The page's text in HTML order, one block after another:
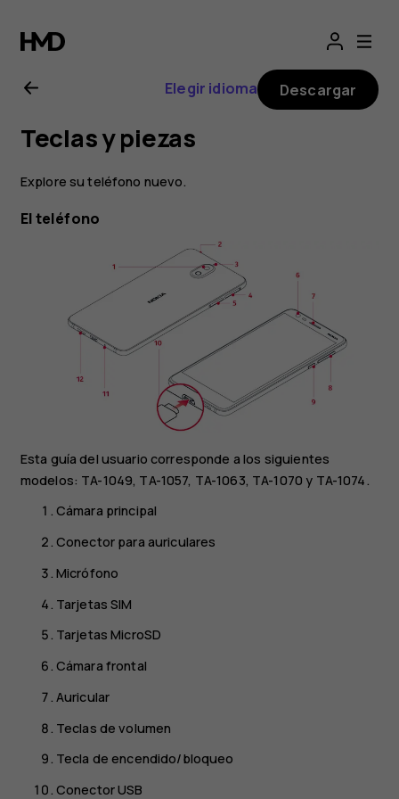
Manual
del
usuario
de
Nokia
Elegir idioma Descargar
Teclas y piezas
Explore su teléfono nuevo.
El teléfono
Esta guía del usuario corresponde a los siguientes
modelos: TA-1049, TA-1057, TA-1063, TA-1070 y TA-1074.
Cámara principal
Conector para auriculares
Micrófono
Tarjetas SIM
Tarjetas MicroSD
Cámara frontal
Auricular
Teclas de volumen
Tecla de encendido/bloqueo
Conector USB